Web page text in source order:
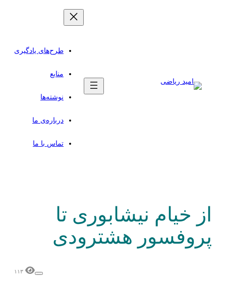
طرح‌های یادگیری
منابع
نوشته‌ها
درباره‌ی ما
تماس با ما
از خیام نیشابوری تا
پروفسور هشترودی
۱۱۳